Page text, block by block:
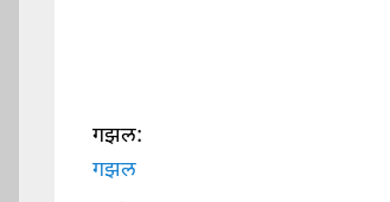
गझल:
गझल